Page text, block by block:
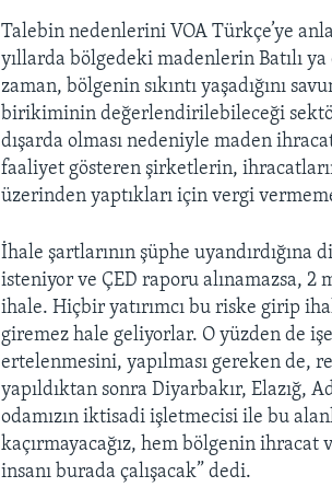
Talebin nedenlerini VOA Türkçe’ye
yıllarda bölgedeki madenlerin Batılı ya
zaman, bölgenin sıkıntı yaşadığını
birikiminin değerlendirilebileceği
dışarda olması nedeniyle maden
faaliyet gösteren şirketlerin,
üzerinden yaptıkları için vergi
İhale şartlarının şüphe
isteniyor ve ÇED raporu alınamazsa,
ihale. Hiçbir yatırımcı bu riske girip
giremez hale geliyorlar. O yüzden de
ertelenmesini, yapılması gereken de,
yapıldıktan sonra Diyarbakır, Elazığ,
odamızın iktisadi işletmecisi ile bu
kaçırmayacağız, hem bölgenin ihracat
insanı burada çalışacak” dedi.